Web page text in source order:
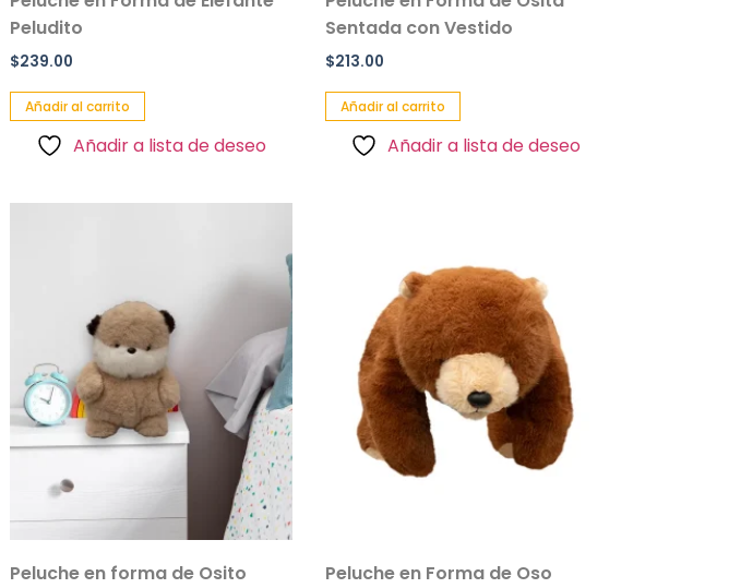
Peludito
$239.00
Añadir al carrito
Añadir a lista de deseo
Sentada con Vestido
$213.00
Añadir al carrito
Añadir a lista de deseo
Peluche en forma de Osito
Peluche en Forma de Oso